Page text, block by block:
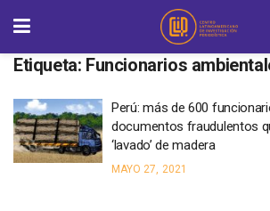
Etiqueta: Funcionarios
Perú: más de 600
documentos fraudulentos
‘lavado’ de madera
MAYO 27, 2021